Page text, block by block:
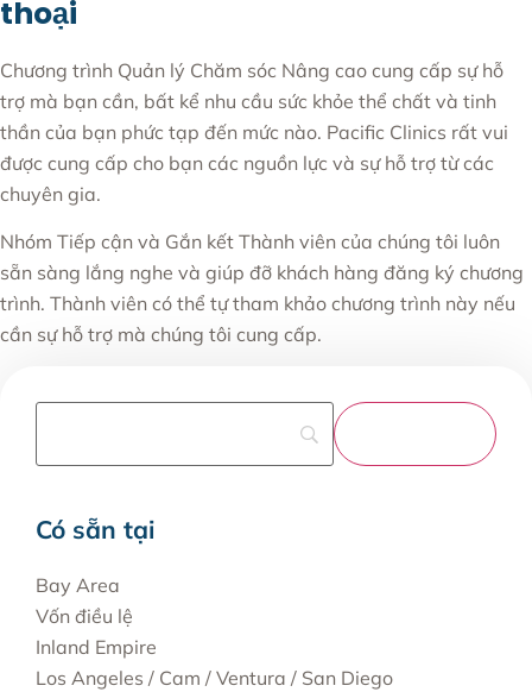
thoại
Chương trình Quản lý Chăm sóc Nâng cao cung cấp sự hỗ
trợ mà bạn cần, bất kể nhu cầu sức khỏe thể chất và tinh
thần của bạn phức tạp đến mức nào. Pacific Clinics rất vui
được cung cấp cho bạn các nguồn lực và sự hỗ trợ từ các
chuyên gia.
Nhóm Tiếp cận và Gắn kết Thành viên của chúng tôi luôn
sẵn sàng lắng nghe và giúp đỡ khách hàng đăng ký chương
trình. Thành viên có thể tự tham khảo chương trình này nếu
cần sự hỗ trợ mà chúng tôi cung cấp.
Có sẵn tại
Bay Area
Vốn điều lệ
Inland Empire
Los Angeles / Cam / Ventura / San Diego